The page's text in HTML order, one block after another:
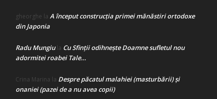
gheorghe la A început construcţia primei mănăstiri ortodoxe
din Japonia
Radu Mungiula Cu Sfinții odihnește Doamne sufletul nou
adormitei roabei Tale…
Crina Marina la Despre păcatul malahiei (masturbării) şi
onaniei (pazei de a nu avea copii)